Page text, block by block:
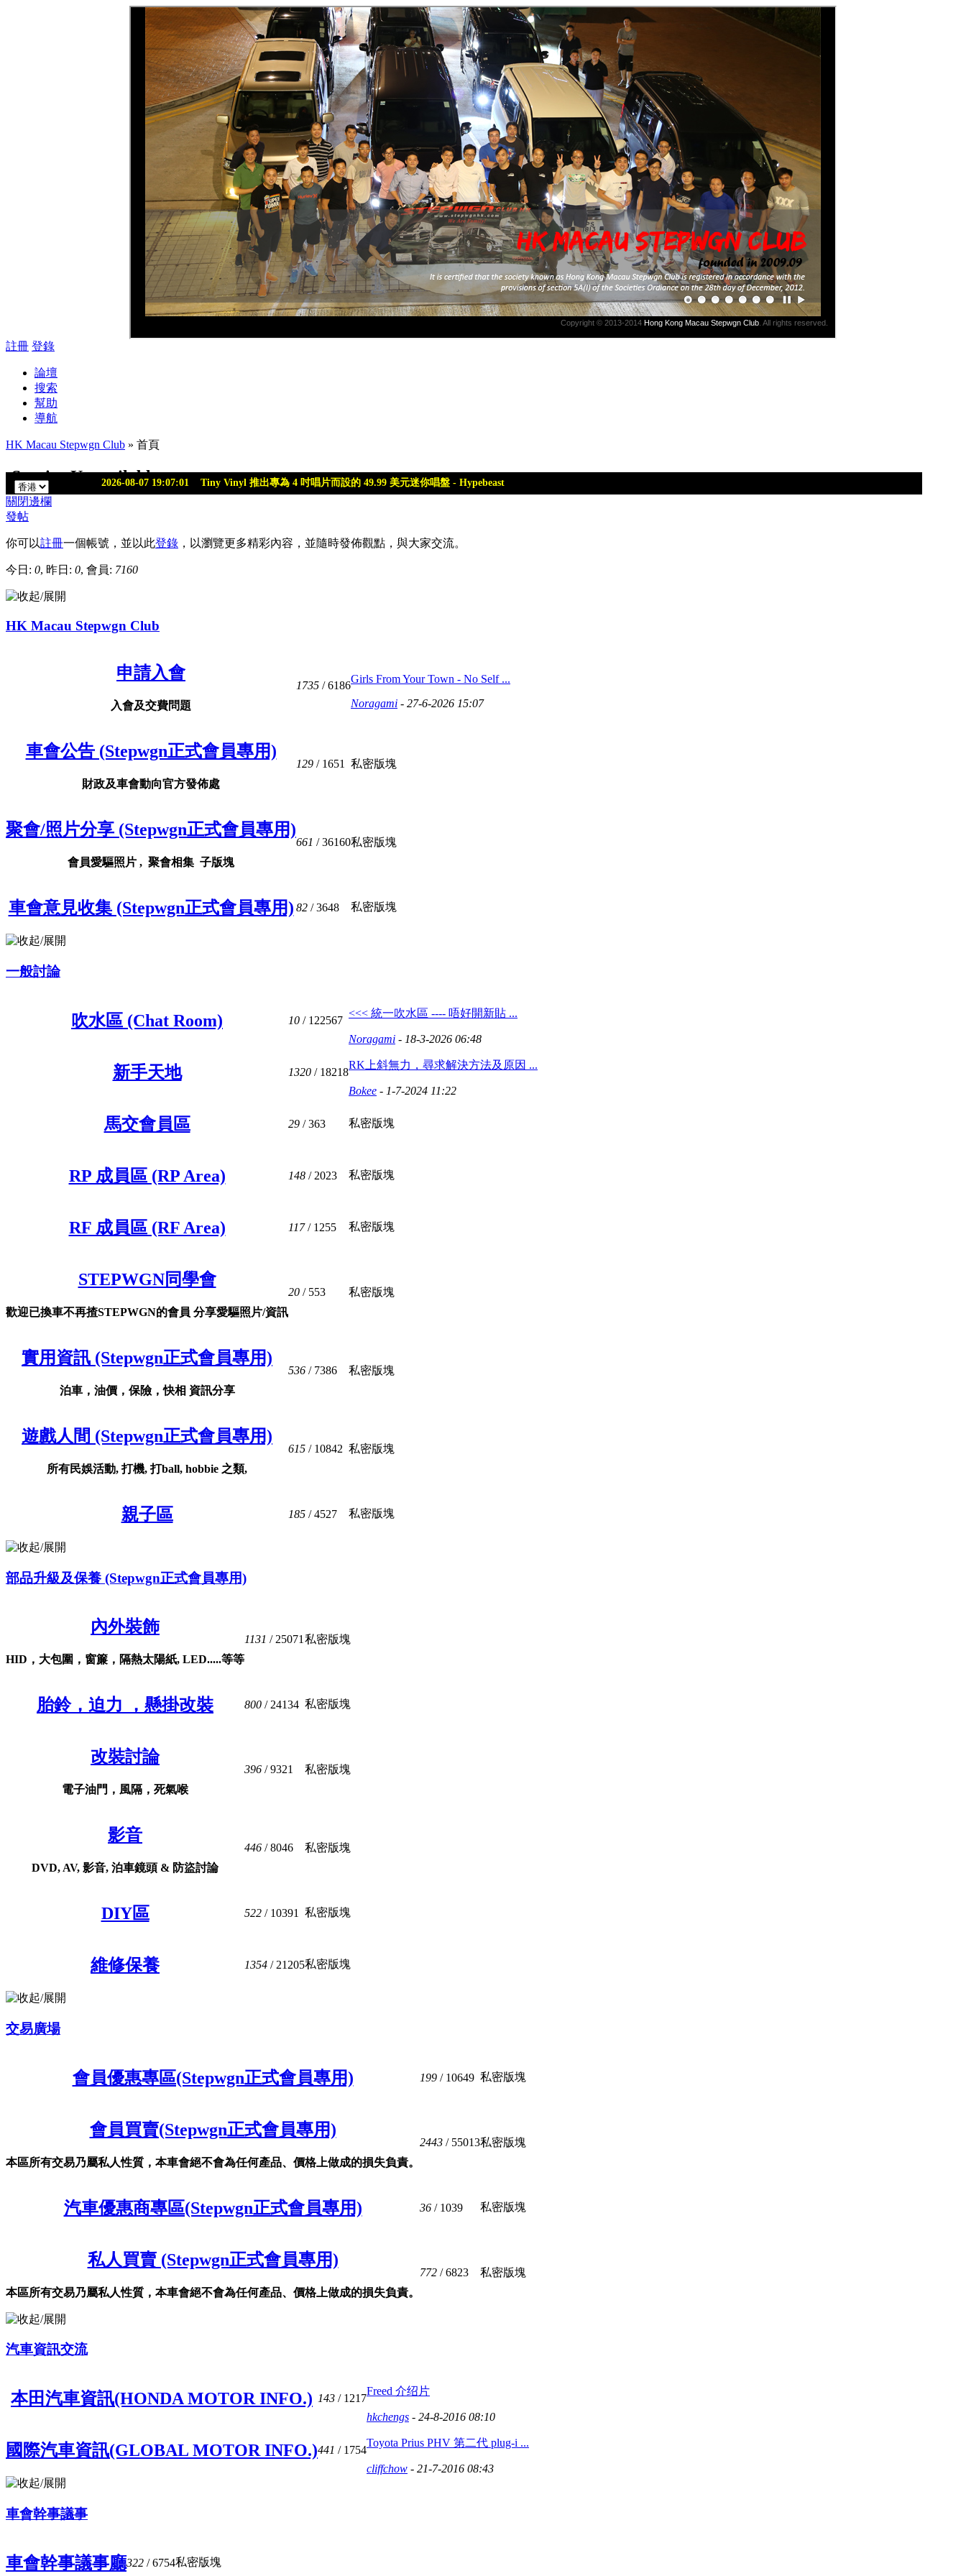
註冊 登錄
論壇
搜索
幫助
導航
HK Macau Stepwgn Club » 首頁
關閉邊欄
發帖
你可以註冊一個帳號，並以此登錄 ，以瀏覽更多精彩內容，並隨時發佈觀點，與大家交流。
今日: 0, 昨日: 0, 會員: 7160
HK Macau Stepwgn Club
申請入會
入會及交費問題
1735 / 6186
Girls From Your Town - No Self ...
Noragami - 27-6-2026 15:07
車會公告 (Stepwgn正式會員專用)
財政及車會動向官方發佈處
129 / 1651 私密版塊
聚會/照片分享 (Stepwgn正式會員專用)
會員愛驅照片 , 聚會相集 子版塊
661 / 36160私密版塊
車會意見收集 (Stepwgn正式會員專用) 82 / 3648 私密版塊
一般討論
吹水區 (Chat Room) 10 / 122567
<<< 統一吹水區 ---- 唔好開新貼 ...
Noragami - 18-3-2026 06:48
新手天地 1320 / 18218
RK上斜無力，尋求解決方法及原因 ...
Bokee - 1-7-2024 11:22
馬交會員區 29 / 363 私密版塊
RP 成員區 (RP Area) 148 / 2023 私密版塊
RF 成員區 (RF Area) 117/ 1255 私密版塊
STEPWGN同學會
歡迎已換車不再揸STEPWGN的會員 分享愛驅照片/資訊
20 / 553 私密版塊
實用資訊 (Stepwgn正式會員專用)
泊車，油價，保險，快相 資訊分享
536 / 7386 私密版塊
遊戲人間 (Stepwgn正式會員專用)
所有民娛活動, 打機, 打ball, hobbie 之類,
615 / 10842 私密版塊
親子區 185 / 4527 私密版塊
部品升級及保養 (Stepwgn正式會員專用)
內外裝飾
HID，大包圍，窗簾，隔熱太陽紙, LED.....等等
1131 / 25071 私密版塊
胎鈴，迫力 ，懸掛改裝 800 / 24134 私密版塊
改裝討論
電子油門，風隔，死氣喉
396 / 9321 私密版塊
影音
DVD, AV, 影音, 泊車鏡頭 & 防盜討論
446 / 8046 私密版塊
DIY區 522 / 10391 私密版塊
維修保養 1354 / 21205私密版塊
交易廣場
會員優惠專區(Stepwgn正式會員專用) 199 / 10649 私密版塊
會員買賣(Stepwgn正式會員專用)
本區所有交易乃屬私人性質，本車會絕不會為任何產品、價格上做成的損失負責。
2443 / 55013私密版塊
汽車優惠商專區(Stepwgn正式會員專用) 36 / 1039 私密版塊
私人買賣 (Stepwgn正式會員專用)
本區所有交易乃屬私人性質，本車會絕不會為任何產品、價格上做成的損失負責。
772 / 6823 私密版塊
汽車資訊交流
本田汽車資訊(HONDA MOTOR INFO.) 143 / 1217
Freed 介绍片
hkchengs - 24-8-2016 08:10
國際汽車資訊(GLOBAL MOTOR INFO.)441 / 1754
Toyota Prius PHV 第二代 plug-i ...
cliffchow - 21-7-2016 08:43
車會幹事議事
車會幹事議事廳322 / 6754私密版塊